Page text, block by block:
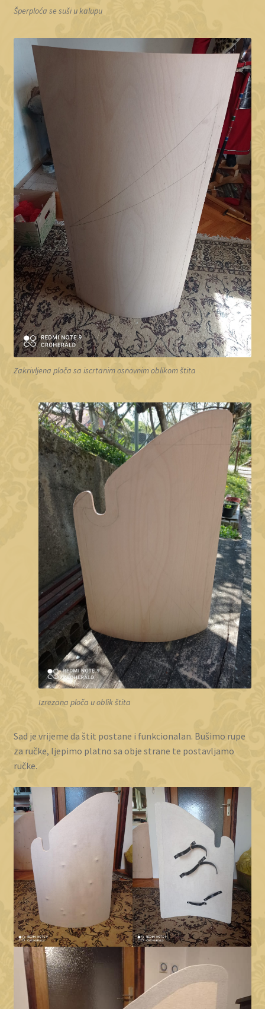
Šperploća se suši u kalupu
Zakrivljena ploča sa iscrtanim osnovnim oblikom štita
Izrezana ploča u oblik štita
Sad je vrijeme da štit postane i funkcionalan. Bušimo rupe
za ručke, ljepimo platno sa obje strane te postavljamo
ručke.